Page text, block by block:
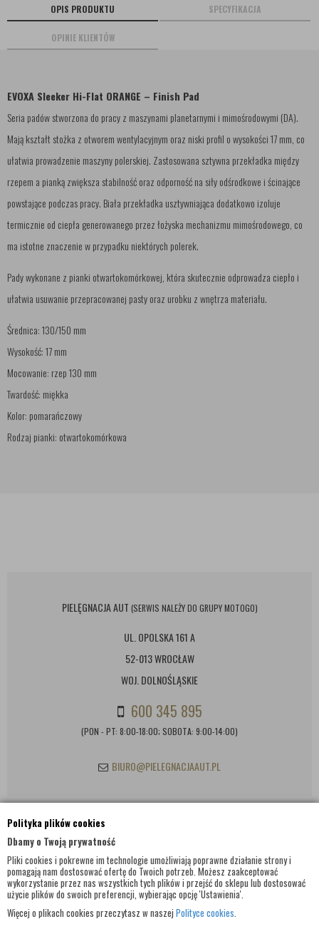
Polityka plików cookies
Dbamy o Twoją prywatność
Pliki cookies i pokrewne im technologie umożliwiają poprawne działanie strony i
pomagają nam dostosować ofertę do Twoich potrzeb. Możesz zaakceptować
wykorzystanie przez nas wszystkich tych plików i przejść do sklepu lub dostosować
użycie plików do swoich preferencji, wybierając opcję 'Ustawienia'.
Więcej o plikach cookies przeczytasz w naszej Polityce cookies.
OPIS PRODUKTU SPECYFIKACJA
OPINIE KLIENTÓW
EVOXA Sleeker Hi-Flat ORANGE – Finish Pad
Seria padów stworzona do pracy z maszynami planetarnymi i mimośrodowymi (DA).
Mają kształt stożka z otworem wentylacyjnym oraz niski profil o wysokości 17 mm, co
ułatwia prowadzenie maszyny polerskiej. Zastosowana sztywna przekładka między
rzepem a pianką zwiększa stabilność oraz odporność na siły odśrodkowe i ścinające
powstające podczas pracy. Biała przekładka usztywniająca dodatkowo izoluje
termicznie od ciepła generowanego przez łożyska mechanizmu mimośrodowego, co
ma istotne znaczenie w przypadku niektórych polerek.
Pady wykonane z pianki otwartokomórkowej, która skutecznie odprowadza ciepło i
ułatwia usuwanie przepracowanej pasty oraz urobku z wnętrza materiału.
Średnica: 130/150 mm
Wysokość: 17 mm
Mocowanie: rzep 130 mm
Twardość: miękka
Kolor: pomarańczowy
Rodzaj pianki: otwartokomórkowa
PIELĘGNACJA AUT (SERWIS NALEŻY DO GRUPY MOTOGO)
UL. OPOLSKA 161 A
52-013 WROCŁAW
WOJ. DOLNOŚLĄSKIE
600 345 895
(PON - PT: 8:00-18:00; SOBOTA: 9:00-14:00)
BIURO@PIELEGNACJAAUT.PL
INFORMACJE KONTAKTOWE